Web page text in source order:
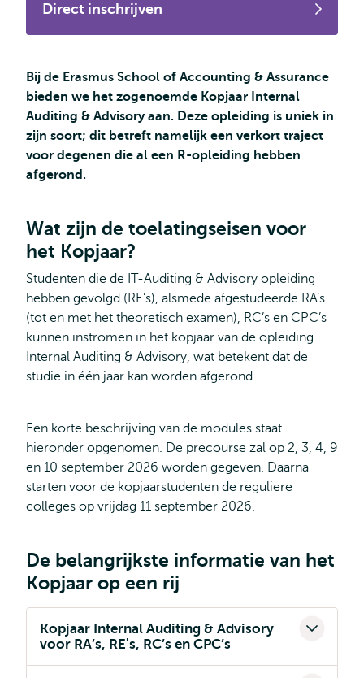
Direct inschrijven
Bij de Erasmus School of Accounting & Assurance
bieden we het zogenoemde Kopjaar Internal
Auditing & Advisory aan. Deze opleiding is uniek in
zijn soort; dit betreft namelijk een verkort traject
voor degenen die al een R-opleiding hebben
afgerond.
Wat zijn de toelatingseisen voor
het Kopjaar?
Studenten die de IT-Auditing & Advisory opleiding
hebben gevolgd (RE’s), alsmede afgestudeerde RA’s
(tot en met het theoretisch examen), RC’s en CPC’s
kunnen instromen in het kopjaar van de opleiding
Internal Auditing & Advisory, wat betekent dat de
studie in één jaar kan worden afgerond.
Een korte beschrijving van de modules staat
hieronder opgenomen. De precourse zal op 2, 3, 4, 9
en 10 september 2026 worden gegeven. Daarna
starten voor de kopjaarstudenten de reguliere
colleges op vrijdag 11 september 2026.
De belangrijkste informatie van het
Kopjaar op een rij
Kopjaar Internal Auditing & Advisory
voor RA’s, RE's, RC’s en CPC’s